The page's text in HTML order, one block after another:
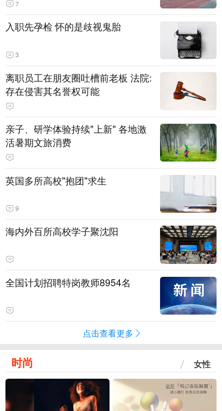
7
入职先孕检 怀的是歧视鬼胎
3
离职员工在朋友圈吐槽前老板 法院:
存在侵害其名誉权可能
亲子、研学体验持续"上新" 各地激
活暑期文旅消费
英国多所高校"抱团"求生
9
海内外百所高校学子聚沈阳
全国计划招聘特岗教师8954名
点击查看更多
时尚 女性